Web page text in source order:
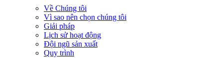
Về Chúng tôi
Vì sao nên chọn chúng tôi
Giải pháp
Lịch sử hoạt động
Đội ngũ sản xuất
Quy trình